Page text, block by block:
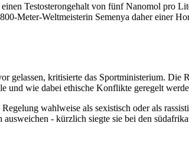
Testosterongehalt von fünf Nanomol pro
Meter-Weltmeisterin Semenya daher einer
gelassen, kritisierte das Sportministerium. Die
wie dabei ethische Konflikte geregelt
wahlweise als sexistisch oder als
- kürzlich siegte sie bei den